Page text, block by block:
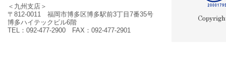
＜九州支店＞
〒812-0011 福岡市博多区博多駅前3丁目7番35号
博多ハイテックビル6階
TEL：092-477-2900 FAX：092-477-2901